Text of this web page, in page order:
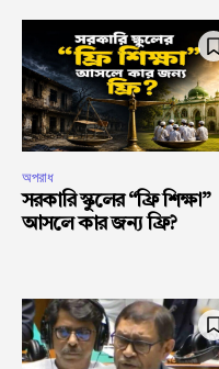
অপরাধ
সরকারি স্কুলের “ফ্রি শিক্ষা”
আসলে কার জন্য ফ্রি?